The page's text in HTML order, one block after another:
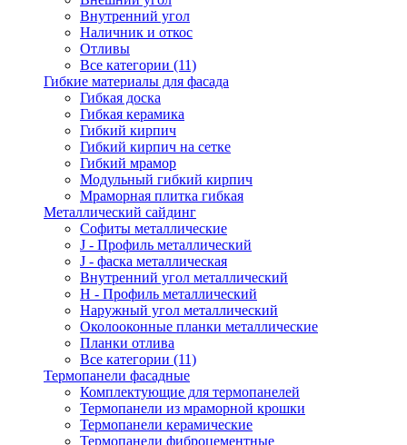
Внутренний угол
Наличник и откос
Отливы
Все категории (11)
Гибкие материалы для фасада
Гибкая доска
Гибкая керамика
Гибкий кирпич
Гибкий кирпич на сетке
Гибкий мрамор
Модульный гибкий кирпич
Мраморная плитка гибкая
Металлический сайдинг
Cофиты металлические
J - Профиль металлический
J - фаска металлическая
Внутренний угол металлический
Н - Профиль металлический
Наружный угол металлический
Околооконные планки металлические
Планки отлива
Все категории (11)
Термопанели фасадные
Комплектующие для термопанелей
Термопанели из мраморной крошки
Термопанели керамические
Термопанели фиброцементные